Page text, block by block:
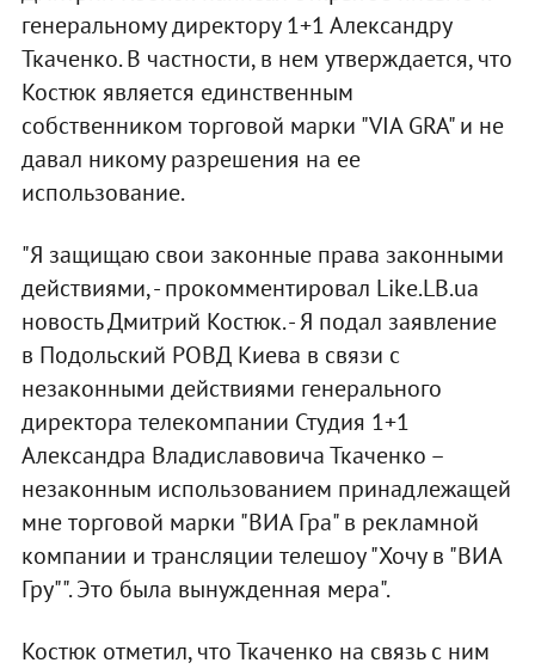
генеральному директору 1+1 Александру
Ткаченко. В частности, в нем утверждается, что
Костюк является единственным
собственником торговой марки "VIA GRA" и не
давал никому разрешения на ее
использование.
"Я защищаю свои законные права законными
действиями, - прокомментировал Like.LB.ua
новость Дмитрий Костюк. - Я подал заявление
в Подольский РОВД Киева в связи с
незаконными действиями генерального
директора телекомпании Студия 1+1
Александра Владиславовича Ткаченко –
незаконным использованием принадлежащей
мне торговой марки "ВИА Гра" в рекламной
компании и трансляции телешоу "Хочу в "ВИА
Гру"". Это была вынужденная мера".
Костюк отметил, что Ткаченко на связь с ним